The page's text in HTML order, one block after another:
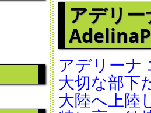
アデリ
アデリーナ
大切な部下
大陸へ上陸